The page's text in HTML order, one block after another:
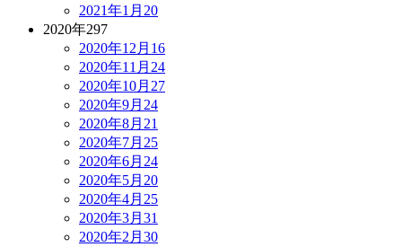
2021年1月 20
2020年297
2020年12月 16
2020年11月 24
2020年10月 27
2020年9月 24
2020年8月 21
2020年7月 25
2020年6月 24
2020年5月 20
2020年4月 25
2020年3月 31
2020年2月 30